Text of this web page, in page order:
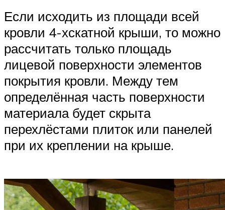
Если исходить из площади всей
кровли 4-хскатной крыши, то можно
рассчитать только площадь
лицевой поверхности элементов
покрытия кровли. Между тем
определённая часть поверхности
материала будет скрыта
перехлёстами плиток или панелей
при их креплении на крыше.